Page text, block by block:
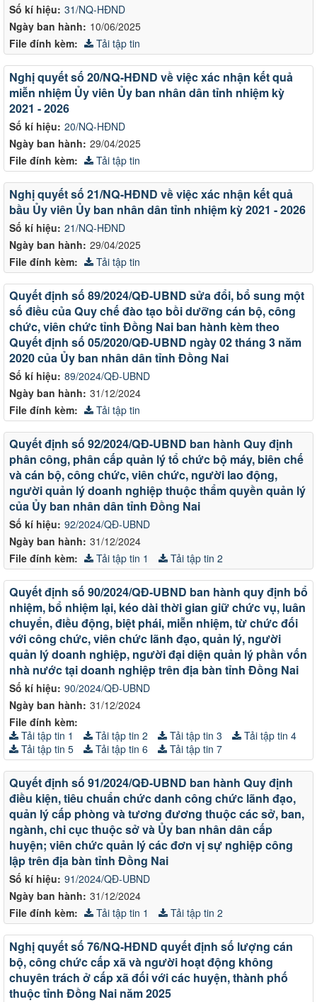
Số kí hiệu: 31/NQ-HĐND
Ngày ban hành: 10/06/2025
File đính kèm: Tải tập tin
Số kí hiệu: 20/NQ-HĐND
Ngày ban hành: 29/04/2025
Nghị quyết số 20/NQ-HĐND về việc xác nhận kết quả
miễn nhiệm Ủy viên Ủy ban nhân dân tỉnh nhiệm kỳ
2021 - 2026
File đính kèm: Tải tập tin
Số kí hiệu: 21/NQ-HĐND
Ngày ban hành: 29/04/2025
Nghị quyết số 21/NQ-HĐND về việc xác nhận kết quả
bầu Ủy viên Ủy ban nhân dân tỉnh nhiệm kỳ 2021 - 2026
File đính kèm: Tải tập tin
Số kí hiệu: 89/2024/QĐ-UBND
Ngày ban hành: 31/12/2024
Quyết định số 89/2024/QĐ-UBND sửa đổi, bổ sung một
số điều của Quy chế đào tạo bồi dưỡng cán bộ, công
chức, viên chức tỉnh Đồng Nai ban hành kèm theo
Quyết định số 05/2020/QĐ-UBND ngày 02 tháng 3 năm
2020 của Ủy ban nhân dân tỉnh Đồng Nai
File đính kèm: Tải tập tin
Số kí hiệu: 92/2024/QĐ-UBND
Ngày ban hành: 31/12/2024
Quyết định số 92/2024/QĐ-UBND ban hành Quy định
phân công, phân cấp quản lý tổ chức bộ máy, biên chế
và cán bộ, công chức, viên chức, người lao động,
người quản lý doanh nghiệp thuộc thẩm quyền quản lý
của Ủy ban nhân dân tỉnh Đồng Nai
File đính kèm: Tải tập tin 1 Tải tập tin 2
Số kí hiệu: 90/2024/QĐ-UBND
Ngày ban hành: 31/12/2024
Quyết định số 90/2024/QĐ-UBND ban hành quy định bổ
nhiệm, bổ nhiệm lại, kéo dài thời gian giữ chức vụ, luân
chuyển, điều động, biệt phái, miễn nhiệm, từ chức đối
với công chức, viên chức lãnh đạo, quản lý, người
quản lý doanh nghiệp, người đại diện quản lý phần vốn
nhà nước tại doanh nghiệp trên địa bàn tỉnh Đồng Nai
File đính kèm:
Tải tập tin 1
Tải tập tin 2 Tải tập tin 3
Tải tập tin 4
Tải tập tin 5
Tải tập tin 6 Tải tập tin 7
Số kí hiệu: 91/2024/QĐ-UBND
Ngày ban hành: 31/12/2024
Quyết định số 91/2024/QĐ-UBND ban hành Quy định
điều kiện, tiêu chuẩn chức danh công chức lãnh đạo,
quản lý cấp phòng và tương đương thuộc các sở, ban,
ngành, chi cục thuộc sở và Ủy ban nhân dân cấp
huyện; viên chức quản lý các đơn vị sự nghiệp công
lập trên địa bàn tỉnh Đồng Nai
File đính kèm: Tải tập tin 1 Tải tập tin 2
Nghị quyết số 76/NQ-HĐND quyết định số lượng cán
bộ, công chức cấp xã và người hoạt động không
chuyên trách ở cấp xã đối với các huyện, thành phố
thuộc tỉnh Đồng Nai năm 2025